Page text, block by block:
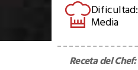
Dificultad:
Media
Receta del Chef: